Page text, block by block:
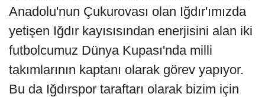
Anadolu'nun Çukurovası olan Iğdır'ımızda
yetişen Iğdır kayısısından enerjisini alan iki
futbolcumuz Dünya Kupası'nda milli
takımlarının kaptanı olarak görev yapıyor.
Bu da Iğdırspor taraftarı olarak bizim için